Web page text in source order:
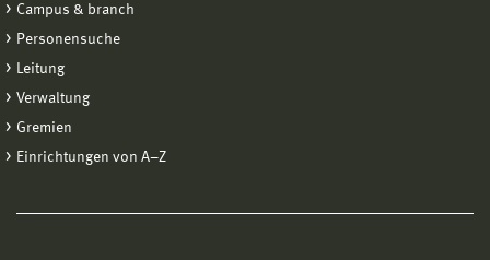
Campus & branch
Personensuche
Leitung
Verwaltung
Gremien
Einrichtungen von A−Z